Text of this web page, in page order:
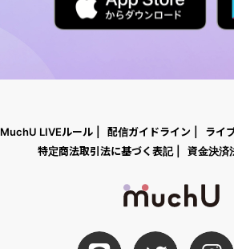
MuchU LIVEルール 配信ガイドライン ライ
特定商法取引法に基づく表記
資金決済